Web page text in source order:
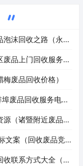
沫回收之路（永州
废品上门回收服务
废品回收价格）
废品回收服务电话
（诸暨附近废品回
联系方式大全（萧